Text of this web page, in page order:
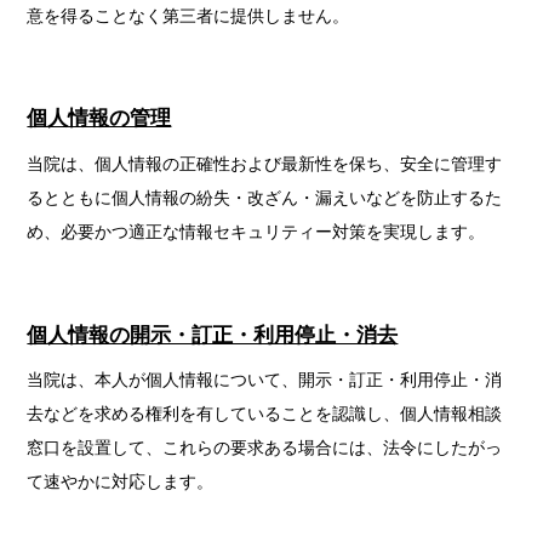
意を得ることなく第三者に提供しません。
個人情報の管理
当院は、個人情報の正確性および最新性を保ち、安全に管理す
るとともに個人情報の紛失・改ざん・漏えいなどを防止するた
め、必要かつ適正な情報セキュリティー対策を実現します。
個人情報の開示・訂正・利用停止・消去
当院は、本人が個人情報について、開示・訂正・利用停止・消
去などを求める権利を有していることを認識し、個人情報相談
窓口を設置して、これらの要求ある場合には、法令にしたがっ
て速やかに対応します。